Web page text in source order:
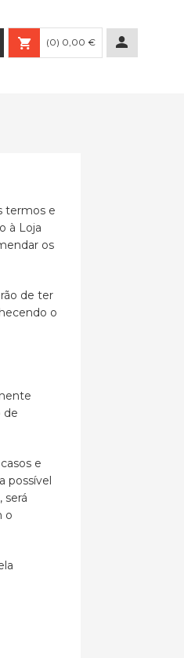
(0) 0,00 €
termos e
à Loja
os
de ter
o
de
e
possível
será
o